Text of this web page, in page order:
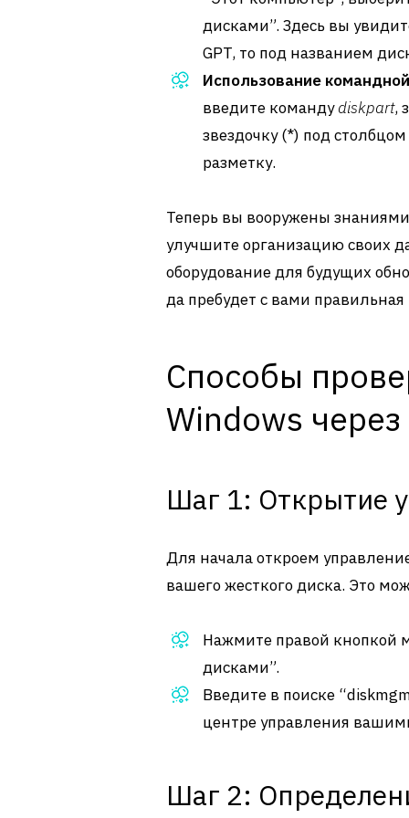
дисками”. Здесь вы
GPT, то под названием
Использование
введите командуdiskpart,
звездочку (*) под
разметку.
Теперь вы вооружены
улучшите организацию своих
оборудование для будущих
да пребудет с вами правильная
Способы
Windows
Шаг 1: Открытие
Для начала откроем
вашего жесткого диска. Это
Нажмите правой кнопкой
дисками”.
Введите в поиске
центре управления
Шаг 2: